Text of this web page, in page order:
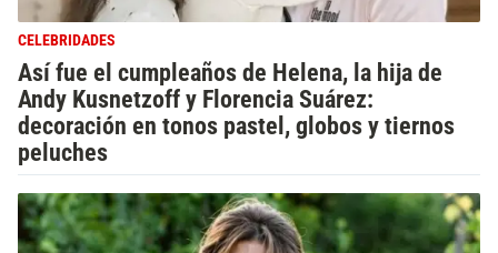
CELEBRIDADES
Así fue el cumpleaños de Helena, la hija de
Andy Kusnetzoff y Florencia Suárez:
decoración en tonos pastel, globos y tiernos
peluches